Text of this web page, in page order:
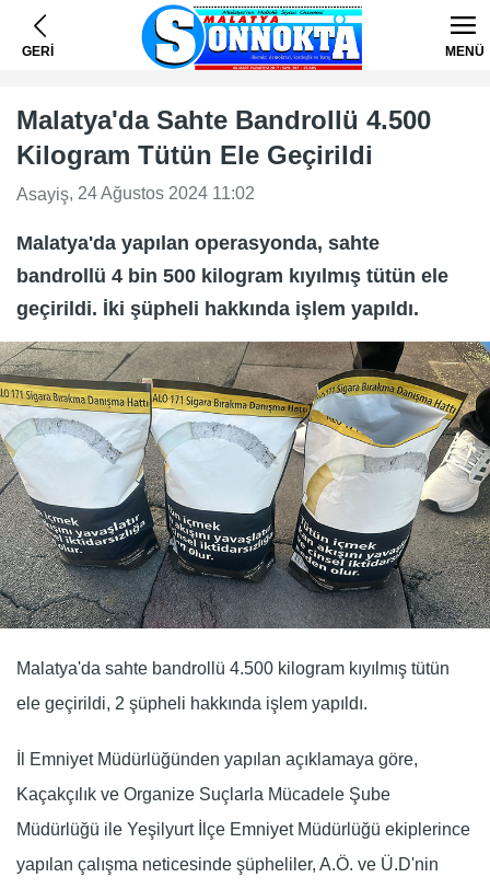
GERİ MENÜ
Malatya'da Sahte Bandrollü 4.500
Kilogram Tütün Ele Geçirildi
Asayiş, 24 Ağustos 2024 11:02
Malatya'da yapılan operasyonda, sahte
bandrollü 4 bin 500 kilogram kıyılmış tütün ele
geçirildi. İki şüpheli hakkında işlem yapıldı.
Malatya'da sahte bandrollü 4.500 kilogram kıyılmış tütün
ele geçirildi, 2 şüpheli hakkında işlem yapıldı.
İl Emniyet Müdürlüğünden yapılan açıklamaya göre,
Kaçakçılık ve Organize Suçlarla Mücadele Şube
Müdürlüğü ile Yeşilyurt İlçe Emniyet Müdürlüğü ekiplerince
yapılan çalışma neticesinde şüpheliler, A.Ö. ve Ü.D'nin